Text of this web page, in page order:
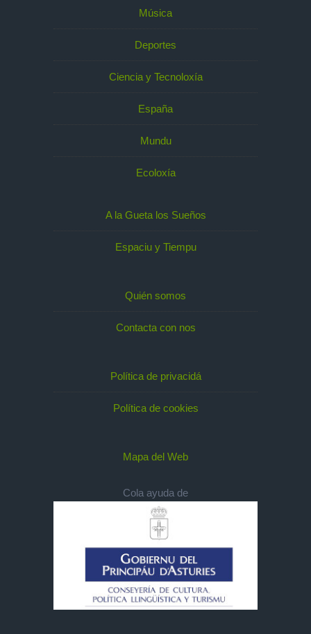
Música
Deportes
Ciencia y Tecnoloxía
España
Mundu
Ecoloxía
A la Gueta los Sueños
Espaciu y Tiempu
Quién somos
Contacta con nos
Política de privacidá
Política de cookies
Mapa del Web
Cola ayuda de